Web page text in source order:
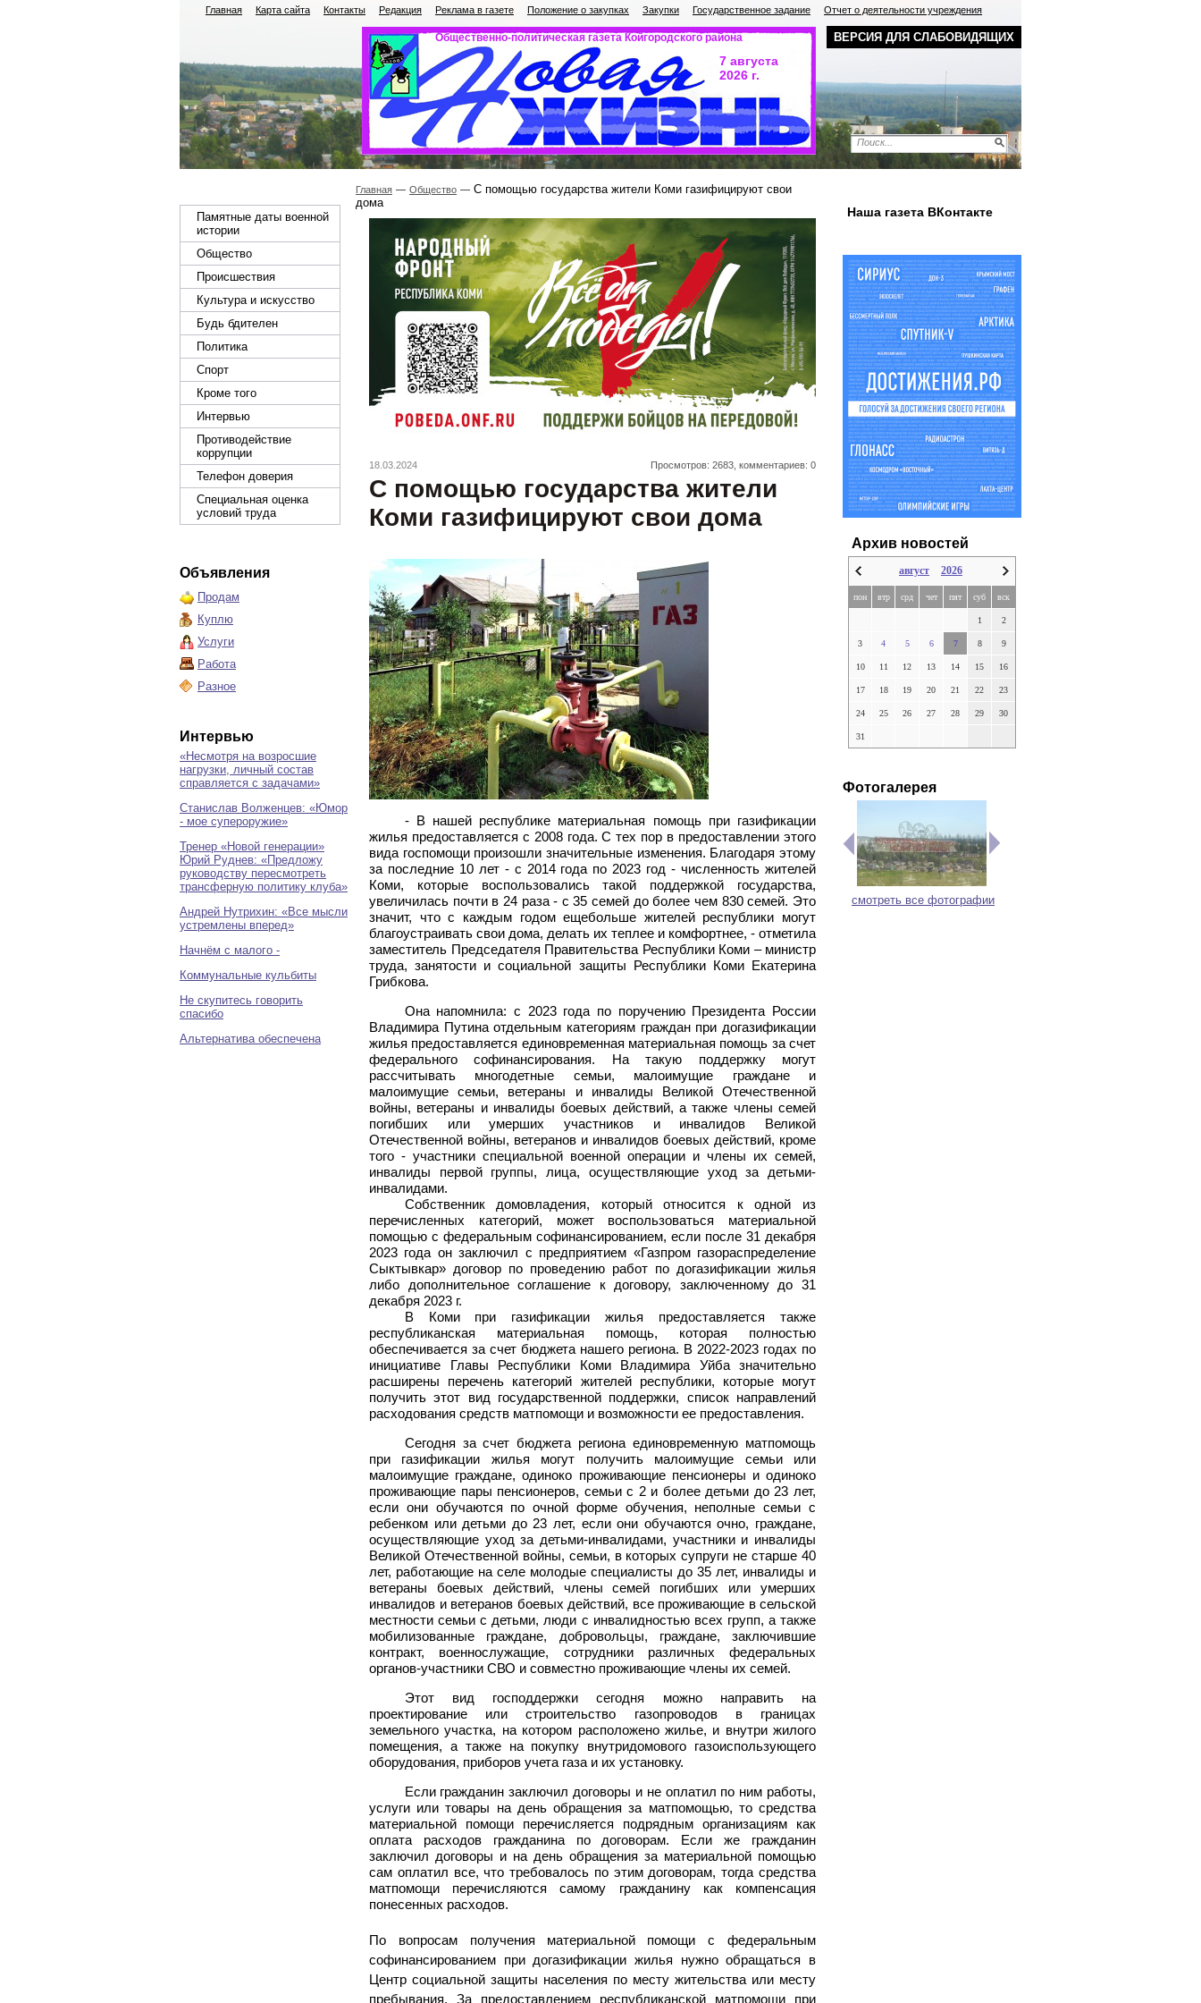
ВЕРСИЯ ДЛЯ СЛАБОВИДЯЩИХ
Главная Карта сайта Контакты Редакция Реклама в газете Положение о закупках Закупки Государственное задание Отчет о деятельности учреждения
Общественно-политическая газета Койгородского района
7 августа
2026 г.
Памятные даты военной
истории
Общество
Происшествия
Культура и искусство
Будь бдителен
Политика
Спорт
Кроме того
Интервью
Противодействие
коррупции
Телефон доверия
Специальная оценка
условий труда
Объявления
Продам
Куплю
Услуги
Работа
Разное
Интервью
«Несмотря на возросшие
нагрузки, личный состав
справляется с задачами»
Станислав Волженцев: «Юмор
- мое супероружие»
Тренер «Новой генерации»
Юрий Руднев: «Предложу
руководству пересмотреть
трансферную политику клуба»
Андрей Нутрихин: «Все мысли
устремлены вперед»
Начнём с малого -
Коммунальные кульбиты
Не скупитесь говорить
спасибо
Альтернатива обеспечена
Главная Общество
С помощью государства жители Коми газифицируют свои
дома
18.03.2024 Просмотров: 2683, комментариев: 0
С помощью государства жители
Коми газифицируют свои дома
- В нашей республике материальная помощь при газификации
жилья предоставляется с 2008 года. С тех пор в предоставлении этого
вида госпомощи произошли значительные изменения. Благодаря этому
за последние 10 лет - с 2014 года по 2023 год - численность жителей
Коми, которые воспользовались такой поддержкой государства,
увеличилась почти в 24 раза - с 35 семей до более чем 830 семей. Это
значит, чтос каждым годом ещебольше жителей республики могут
благоустраивать свои дома, делать их теплее и комфортнее, - отметила
заместитель Председателя Правительства Республики Коми – министр
труда, занятости и социальной защиты Республики Коми Екатерина
Грибкова.
Она напомнила: с 2023 года по поручению Президента России
Владимира Путина отдельным категориям граждан при догазификации
жилья предоставляется единовременная материальная помощь за счет
федерального софинансирования. На такую поддержку могут
рассчитывать многодетные семьи, малоимущие граждане и
малоимущие семьи, ветераны и инвалиды Великой Отечественной
войны, ветераны и инвалиды боевых действий, а также члены семей
погибших или умерших участников и инвалидов Великой
Отечественной войны, ветеранов и инвалидов боевых действий, кроме
того - участники специальной военной операции и члены их семей,
инвалиды первой группы, лица, осуществляющие уход за детьми-
инвалидами.
Собственник домовладения, который относится к одной из
перечисленных категорий, может воспользоваться материальной
помощью с федеральным софинансированием, если после 31 декабря
2023 года он заключил с предприятием «Газпром газораспределение
Сыктывкар» договор по проведению работ по догазификации жилья
либо дополнительное соглашение к договору, заключенному до 31
декабря 2023 г.
В Коми при газификации жилья предоставляется также
республиканская материальная помощь, которая полностью
обеспечивается за счет бюджета нашего региона. В 2022-2023 годах по
инициативе Главы Республики Коми Владимира Уйба значительно
расширены перечень категорий жителей республики, которые могут
получить этот вид государственной поддержки, список направлений
расходования средств матпомощи и возможности ее предоставления.
Сегодня за счет бюджета региона единовременную матпомощь
при газификации жилья могут получить малоимущие семьи или
малоимущие граждане, одиноко проживающие пенсионеры и одиноко
проживающие пары пенсионеров, семьи с 2 и более детьми до 23 лет,
если они обучаются по очной форме обучения, неполные семьи с
ребенком или детьми до 23 лет, если они обучаются очно, граждане,
осуществляющие уход за детьми-инвалидами, участники и инвалиды
Великой Отечественной войны, семьи, в которых супруги не старше 40
лет, работающие на селе молодые специалисты до 35 лет, инвалиды и
ветераны боевых действий, члены семей погибших или умерших
инвалидов и ветеранов боевых действий, все проживающие в сельской
местности семьи с детьми, люди с инвалидностью всех групп, а также
мобилизованные граждане, добровольцы, граждане, заключившие
контракт, военнослужащие, сотрудники различных федеральных
органов-участники СВО и совместно проживающие члены их семей.
Этот вид господдержки сегодня можно направить на
проектирование или строительство газопроводов в границах
земельного участка, на котором расположено жилье, и внутри жилого
помещения, а также на покупку внутридомового газоиспользующего
оборудования, приборов учета газа и их установку.
Если гражданин заключил договоры и не оплатил по ним работы,
услуги или товары на день обращения за матпомощью, то средства
материальной помощи перечисляется подрядным организациям как
оплата расходов гражданина по договорам. Если же гражданин
заключил договоры и на день обращения за материальной помощью
сам оплатил все, что требовалось по этим договорам, тогда средства
матпомощи перечисляются самому гражданину как компенсация
понесенных расходов.
По вопросам получения материальной помощи с федеральным
софинансированием при догазификации жилья нужно обращаться в
Центр социальной защиты населения по месту жительства или месту
пребывания. За предоставлением республиканской матпомощи при
Наша газета ВКонтакте
Архив новостей
август 2026
пон втр срд чет пят суб вск
1 2
3 4 5 6 7 8 9
10 11 12 13 14 15 16
17 18 19 20 21 22 23
24 25 26 27 28 29 30
31
Фотогалерея
смотреть все фотографии